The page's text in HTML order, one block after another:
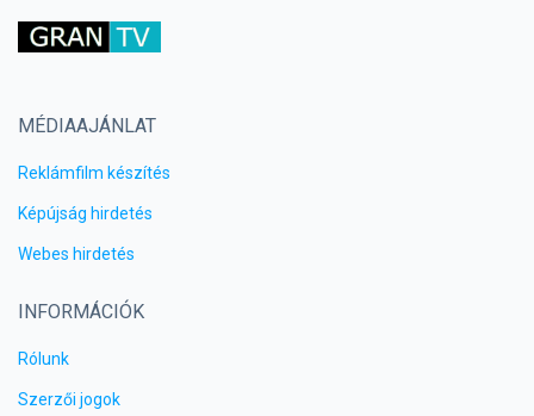
MÉDIAAJÁNLAT
Reklámfilm készítés
Képújság hirdetés
Webes hirdetés
INFORMÁCIÓK
Rólunk
Szerzői jogok